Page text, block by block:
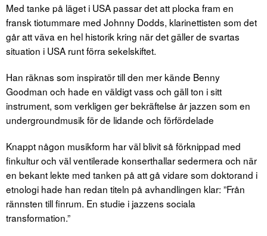
Med tanke på läget i USA passar det att plocka fram en
fransk tiotummare med Johnny Dodds, klarinettisten som det
går att väva en hel historik kring när det gäller de svartas
situation i USA runt förra sekelskiftet.
Han räknas som inspiratör till den mer kände Benny
Goodman och hade en väldigt vass och gäll ton i sitt
instrument, som verkligen ger bekräftelse år jazzen som en
undergroundmusik för de lidande och förfördelade
Knappt någon musikform har väl blivit så förknippad med
finkultur och väl ventilerade konserthallar sedermera och när
en bekant lekte med tanken på att gå vidare som doktorand i
etnologi hade han redan titeln på avhandlingen klar: ”Från
rännsten till finrum. En studie i jazzens sociala
transformation.”